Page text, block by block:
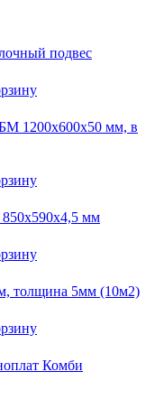
подвес
1200х600х50 мм, в
мм
толщина 5мм (10м2)
Комби